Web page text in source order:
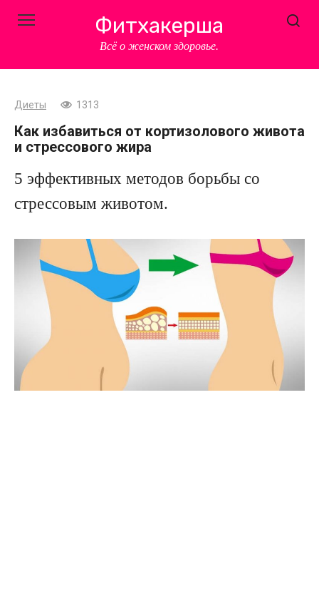
Фитхакерша
Всё о женском здоровье.
Диеты 1313
Как избавиться от кортизолового живота
и стрессового жира
5 эффективных методов борьбы со
стрессовым животом.